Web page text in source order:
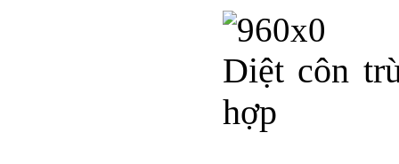
Diệt côn
hợp